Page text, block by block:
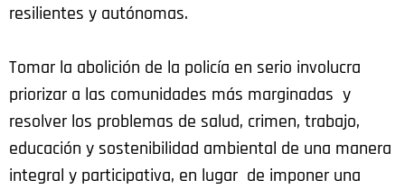
resilientes y autónomas.
Tomar la abolición de la policía en serio involucra
priorizar a las comunidades más marginadas y
resolver los problemas de salud, crimen, trabajo,
educación y sostenibilidad ambiental de una manera
integral y participativa, en lugar de imponer una